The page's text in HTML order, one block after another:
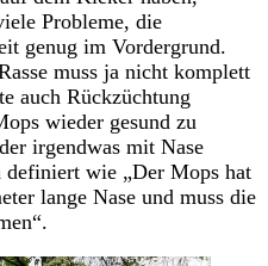
Probleme, die
genug im Vordergrund.
muss ja nicht komplett
auch Rückzüchtung
wieder gesund zu
irgendwas mit Nase
wie „Der Mops hat
lange Nase und muss die